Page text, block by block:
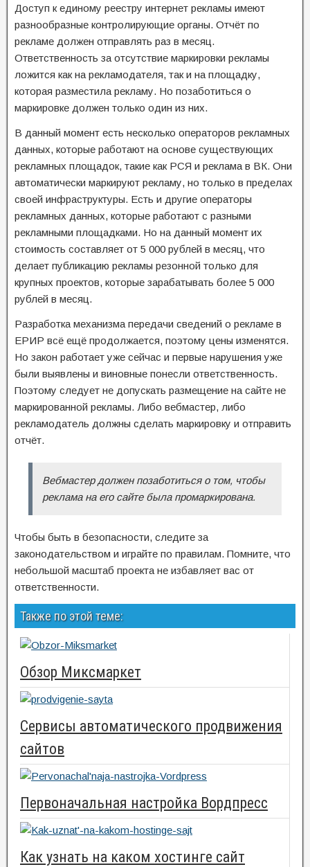
Доступ к единому реестру интернет рекламы имеют
разнообразные контролирующие органы. Отчёт по
рекламе должен отправлять раз в месяц.
Ответственность за отсутствие маркировки рекламы
ложится как на рекламодателя, так и на площадку,
которая разместила рекламу. Но позаботиться о
маркировке должен только один из них.
В данный момент есть несколько операторов рекламных
данных, которые работают на основе существующих
рекламных площадок, такие как РСЯ и реклама в ВК. Они
автоматически маркируют рекламу, но только в пределах
своей инфраструктуры. Есть и другие операторы
рекламных данных, которые работают с разными
рекламными площадками. Но на данный момент их
стоимость составляет от 5 000 рублей в месяц, что
делает публикацию рекламы резонной только для
крупных проектов, которые зарабатывать более 5 000
рублей в месяц.
Разработка механизма передачи сведений о рекламе в
ЕРИР всё ещё продолжается, поэтому цены изменятся.
Но закон работает уже сейчас и первые нарушения уже
были выявлены и виновные понесли ответственность.
Поэтому следует не допускать размещение на сайте не
маркированной рекламы. Либо вебмастер, либо
рекламодатель должны сделать маркировку и отправить
отчёт.
Вебмастер должен позаботиться о том, чтобы
реклама на его сайте была промаркирована.
Чтобы быть в безопасности, следите за
законодательством и играйте по правилам. Помните, что
небольшой масштаб проекта не избавляет вас от
ответственности.
Также по этой теме:
Обзор Миксмаркет
Сервисы автоматического продвижения
сайтов
Первоначальная настройка Вордпресс
Как узнать на каком хостинге сайт